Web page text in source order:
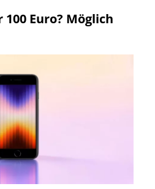
Euro? Möglich